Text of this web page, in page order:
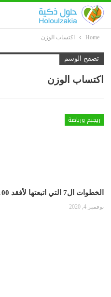
Home اكتساب الوزن
تصفح الوسم
اكتساب الوزن
ريجيم ورياضة
الخطوات ال7 التي اتبعتها لأفقد 100 كلغ بدون ريجيم
نوفمبر 4, 2020